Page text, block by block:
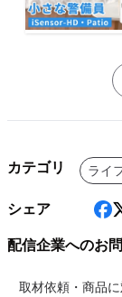
カテゴリ ライ
シェア
配信企業へのお
取材依頼・商品